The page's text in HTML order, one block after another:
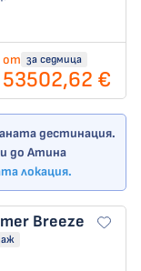
от за седмица
53502,62 €
дестинация.
до Атина
локация.
Breeze